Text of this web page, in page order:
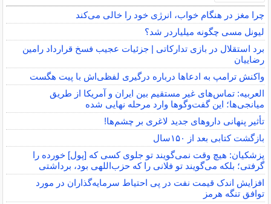
چرا مغز در هنگام خواب، انرژی خود را خالی می‌کند
لیونل مسی چگونه میلیاردر شد؟
برد استقلال در بازی تدارکاتی | جزئیات عجیب فسخ قرارداد رامین
رضاییان
واکنش ترامپ به ادعاها درباره درگیری لفظی‌اش با پیت هگست
العربیه: تماس‌های غیر مستقیم بین ایران و آمریکا از طریق
میانجی‌ها؛ این گفت‌و‌گو‌ها وارد مرحله نهایی شده
تأثیر پنهانی داروهای جدید لاغری بر چشم‌ها!
بازگشت کتابی بعد از ۱۵۰سال
پزشکیان: هیچ وقت نمی‌گویند تو جلوی کسی که [پول] خورده را
گرفتی؛ بلکه می‌گویند تو فلانی را که حزب‌اللهی بود، برداشتی
افزایش اندک قیمت نفت در پی احتیاط سرمایه‌گذاران در مورد
توافق تنگه هرمز